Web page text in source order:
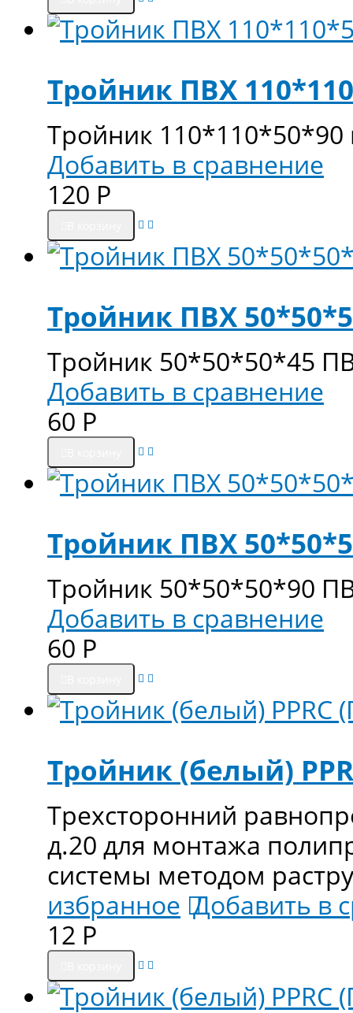
Тройник ПВХ
Тройник 110*110*50*90
Добавить в сравнение
120 Р
Тройник ПВХ
Тройник 50*50*50*45
Добавить в сравнение
60 Р
Тройник ПВХ
Тройник 50*50*50*90
Добавить в сравнение
60 Р
Тройник (белый)
Трехсторонний
д.20 для монтажа
системы методом
избранное Добавить в
12 Р